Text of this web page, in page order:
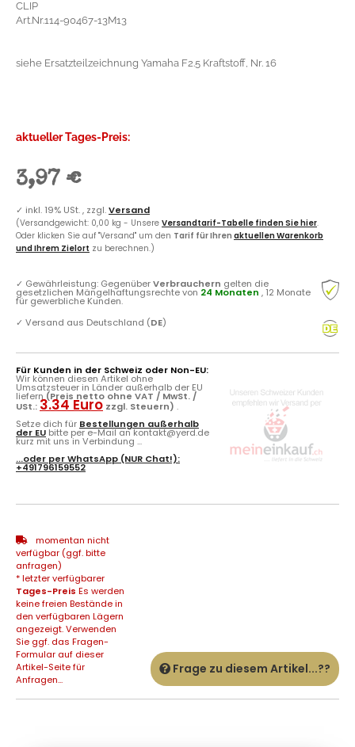
CLIP
Art.Nr.114-90467-13M13
siehe Ersatzteilzeichnung Yamaha F2.5 Kraftstoff, Nr. 16
aktueller Tages-Preis:
3,97 €
✓ inkl. 19% USt. , zzgl.Versand
(Versandgewicht: 0,00 kg - Unsere Versandtarif-Tabelle finden Sie hier.
Oder klicken Sie auf "Versand" um den Tarif für Ihren aktuellen Warenkorb
und Ihrem Zielort zu berechnen.)
✓ Gewährleistung: GegenüberVerbrauchern gelten die
gesetzlichen Mängelhaftungsrechte von 24 Monaten , 12 Monate
für gewerbliche Kunden.
✓ Versand aus Deutschland (DE)
Für Kunden in der Schweiz oder Non-EU:
Wir können diesen Artikel ohne
Umsatzsteuer in Länder außerhalb der EU
liefern(Preis netto ohne VAT / MwSt. /
USt.: 3.34 Euro zzgl. Steuern) .
Setze dich für Bestellungen außerhalb
der EU bitte per e-Mail an kontakt@yerd.de
kurz mit uns in Verbindung ...
...oder perWhatsApp (NUR Chat!):
+491796159552
momentan nicht
verfügbar (ggf. bitte
anfragen)
* letzter verfügbarer
Tages-Preis Es werden
keine freien Bestände in
den verfügbaren Lägern
angezeigt. Verwenden
Sie ggf. das Fragen-
Formular auf dieser
Artikel-Seite für
Anfragen...
Frage zu diesem Artikel...??